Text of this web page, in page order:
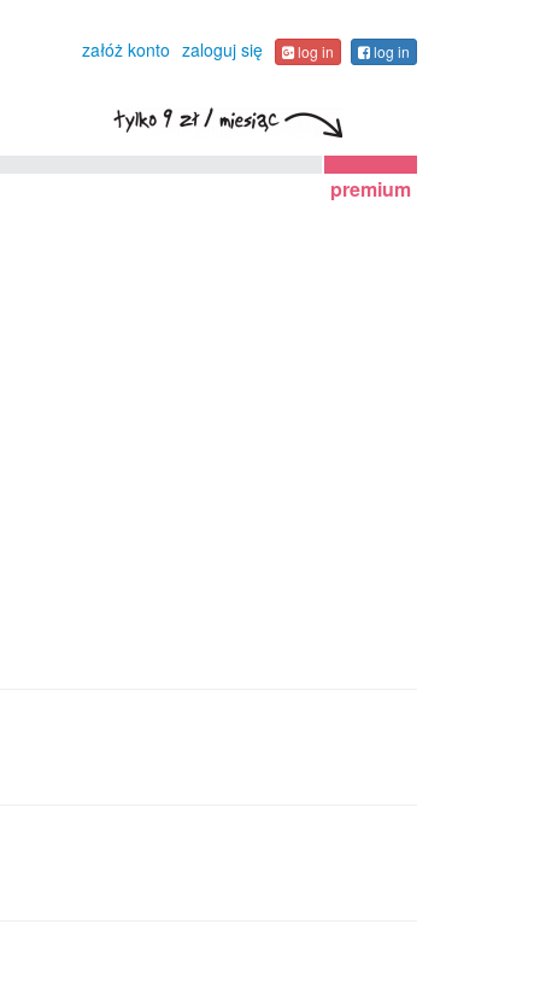
załóż konto zaloguj się log in log in
premium